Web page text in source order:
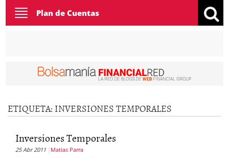
Toggle
navigation
Plan de Cuentas
ETIQUETA: INVERSIONES TEMPORALES
Inversiones Temporales
25 Abr 2011 Matias Parra